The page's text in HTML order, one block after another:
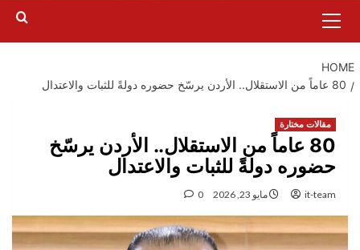
Menu
HOME
80 عاماً من الاستقلال.. الأردن يرسّخ حضوره دولةً للثبات والاعتدال
مقالات مختارة
80 عاماً من الاستقلال.. الأردن يرسّخ
حضوره دولةً للثبات والاعتدال
it-team مايو 23, 2026 0